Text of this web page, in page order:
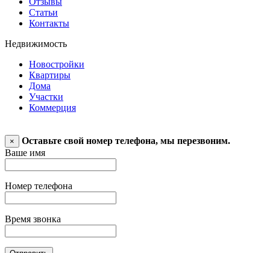
Статьи
Контакты
Недвижимость
Новостройки
Квартиры
Дома
Участки
Коммерция
×
Оставьте свой номер телефона, мы перезвоним.
Ваше имя
Номер телефона
Время звонка